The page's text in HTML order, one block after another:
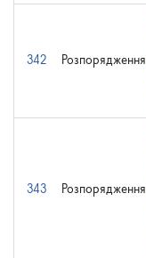
342 Розпорядження
343 Розпорядження